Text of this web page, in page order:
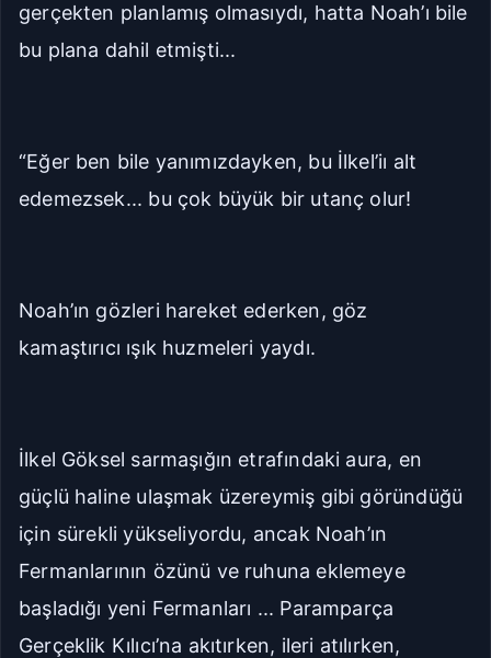
gerçekten planlamış olmasıydı, hatta Noah’ı bile
bu plana dahil etmişti...
“Eğer ben bile yanımızdayken, bu İlkel’iı alt
edemezsek... bu çok büyük bir utanç olur!
Noah’ın gözleri hareket ederken, göz
kamaştırıcı ışık huzmeleri yaydı.
İlkel Göksel sarmaşığın etrafındaki aura, en
güçlü haline ulaşmak üzereymiş gibi göründüğü
için sürekli yükseliyordu, ancak Noah’ın
Fermanlarının özünü ve ruhuna eklemeye
başladığı yeni Fermanları ... Paramparça
Gerçeklik Kılıcı’na akıtırken, ileri atılırken,